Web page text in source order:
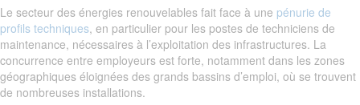
Le secteur des énergies renouvelables fait face à une pénurie de
profils techniques, en particulier pour les postes de techniciens de
maintenance, nécessaires à l’exploitation des infrastructures. La
concurrence entre employeurs est forte, notamment dans les zones
géographiques éloignées des grands bassins d’emploi, où se trouvent
de nombreuses installations.